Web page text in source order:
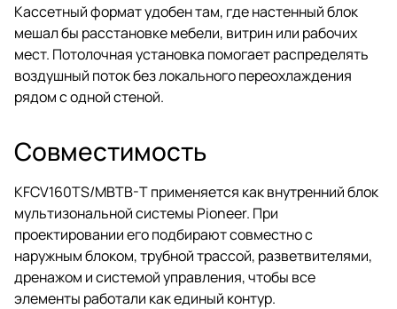
Кассетный формат удобен там, где настенный блок
мешал бы расстановке мебели, витрин или рабочих
мест. Потолочная установка помогает распределять
воздушный поток без локального переохлаждения
рядом с одной стеной.
Совместимость
KFCV160TS/MBTB-T применяется как внутренний блок
мультизональной системы Pioneer. При
проектировании его подбирают совместно с
наружным блоком, трубной трассой, разветвителями,
дренажом и системой управления, чтобы все
элементы работали как единый контур.